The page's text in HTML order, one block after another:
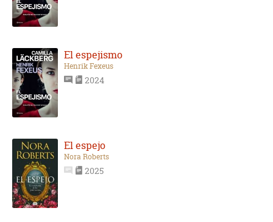
El espejismo
Henrik Fexeus
2024
El espejo
Nora Roberts
2025